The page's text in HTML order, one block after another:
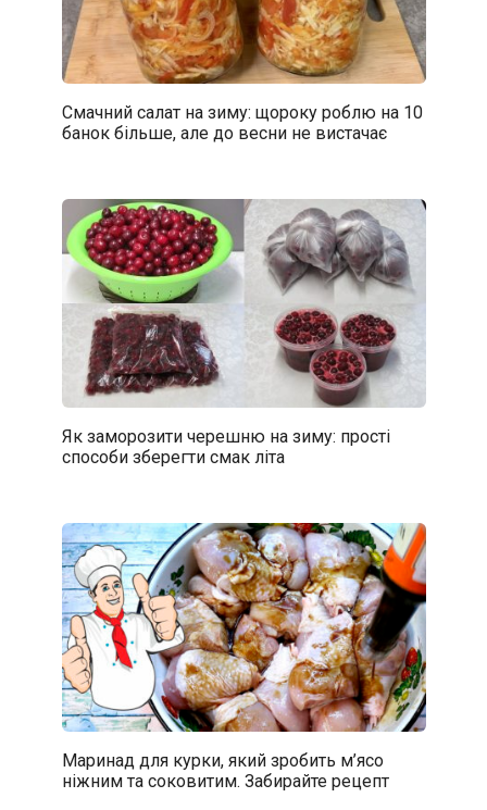
Смачний салат на зиму: щороку роблю на 10
банок більше, але до весни не вистачає
Як заморозити черешню на зиму: прості
способи зберегти смак літа
Маринад для курки, який зробить м’ясо
ніжним та соковитим. Забирайте рецепт